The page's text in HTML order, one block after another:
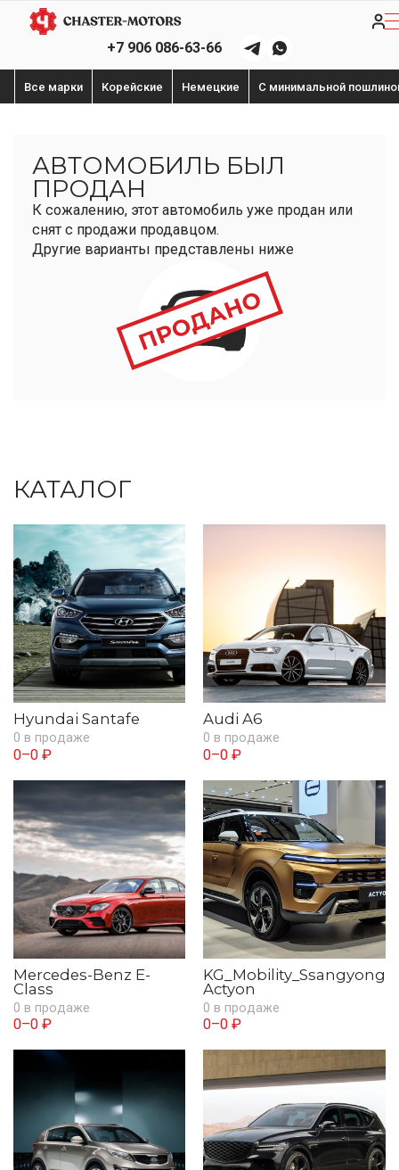
+7 906 086-63-66
Все марки Корейские Немецкие С минимальной
АВТОМОБИЛЬ БЫЛ
ПРОДАН
К сожалению, этот автомобиль уже продан или
снят с продажи продавцом.
Другие варианты представлены ниже
КАТАЛОГ
Hyundai Santafe
0 в продаже
0–0 ₽
Audi A6
0 в продаже
0–0 ₽
Mercedes-Benz E-
Class
0 в продаже
0–0 ₽
KG_Mobility_Ssangyong
Actyon
0 в продаже
0–0 ₽